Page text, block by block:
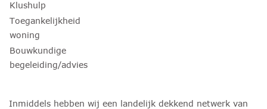
Klushulp
Toegankelijkheid
woning
Bouwkundige
begeleiding/advies
Inmiddels hebben wij een landelijk dekkend netwerk van